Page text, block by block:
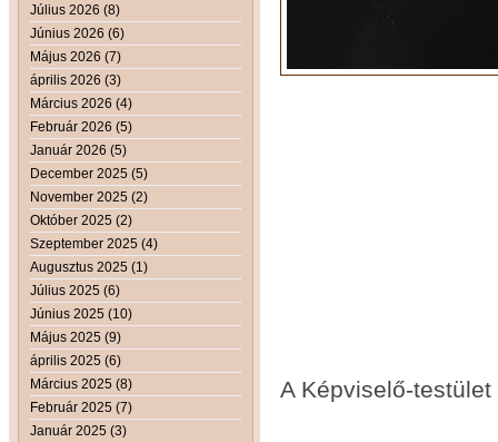
Július 2026 (8)
Június 2026 (6)
Május 2026 (7)
április 2026 (3)
Március 2026 (4)
Február 2026 (5)
Január 2026 (5)
December 2025 (5)
November 2025 (2)
Október 2025 (2)
Szeptember 2025 (4)
Augusztus 2025 (1)
Július 2025 (6)
Június 2025 (10)
Május 2025 (9)
április 2025 (6)
Március 2025 (8)
Február 2025 (7)
Január 2025 (3)
A Képviselő-testület